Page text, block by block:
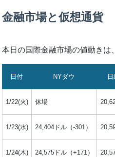
金融市場と仮想通貨
本日の国際金融市場の値動きは
日付 NYダウ
1/22(火) 休場
1/23(水) 24,404ドル（-301）
1/24(木) 24,575ドル（+171）